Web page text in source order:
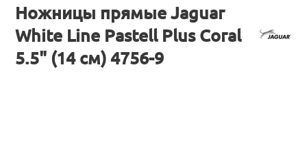
Ножницы прямые Jaguar
White Line Pastell Plus Coral
5.5" (14 см) 4756-9